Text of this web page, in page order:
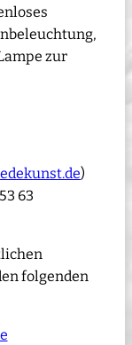
zur
)
63
folgenden